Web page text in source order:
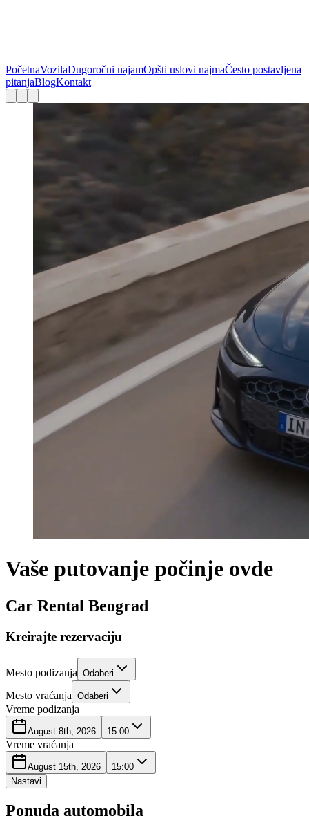
PočetnaVozilaDugoročni najamOpšti uslovi najmaČesto postavljena
pitanjaBlogKontakt
Vaše putovanje počinje ovde
Car Rental Beograd
Kreirajte rezervaciju
Mesto podizanja Odaberi
Mesto vraćanja Odaberi
Vreme podizanja
August 8th, 2026 15:00
Vreme vraćanja
August 15th, 2026
15:00
Nastavi
Ponuda automobila